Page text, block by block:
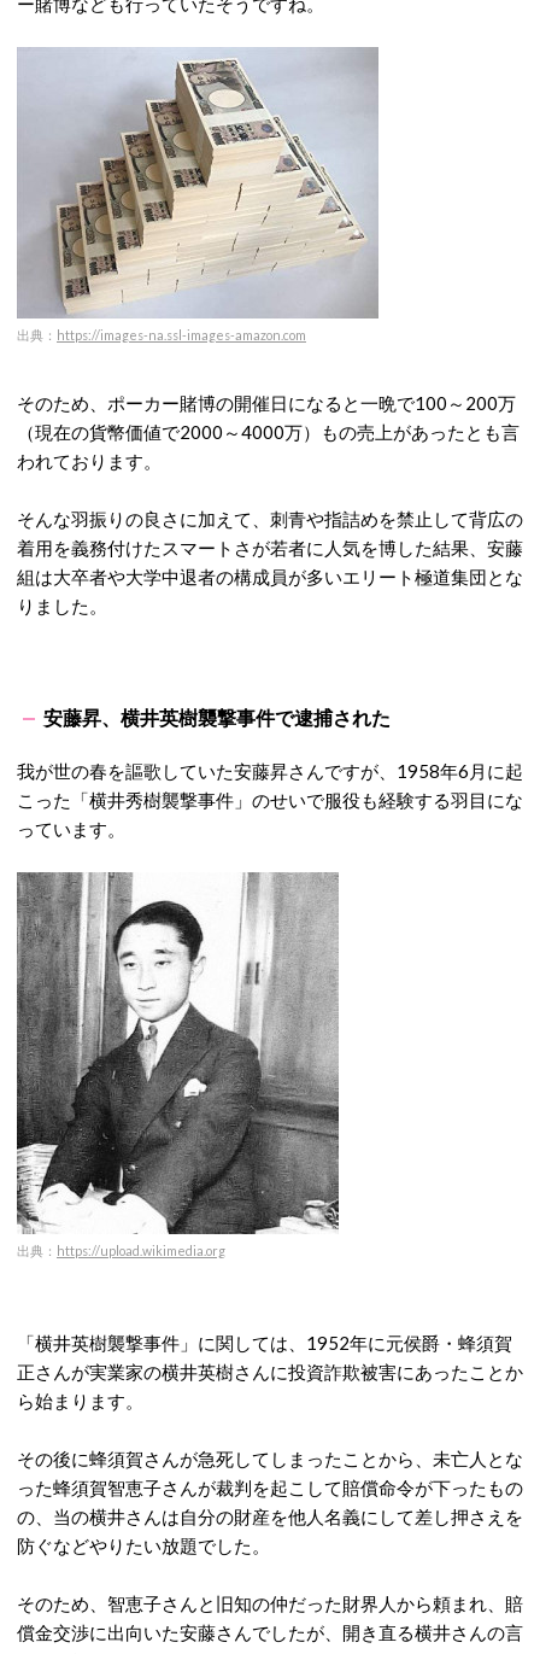
出典： https://images-na.ssl-images-amazon.com
そのため、ポーカー賭博の開催日になると一晩で100～200万
（現在の貨幣価値で2000～4000万）もの売上があったとも言
われております。
そんな羽振りの良さに加えて、刺青や指詰めを禁止して背広の
着用を義務付けたスマートさが若者に人気を博した結果、安藤
組は大卒者や大学中退者の構成員が多いエリート極道集団とな
りました。
安藤昇、横井英樹襲撃事件で逮捕された
我が世の春を謳歌していた安藤昇さんですが、1958年6月に起
こった「横井秀樹襲撃事件」のせいで服役も経験する羽目にな
っています。
出典： https://upload.wikimedia.org
「横井英樹襲撃事件」に関しては、1952年に元侯爵・蜂須賀
正さんが実業家の横井英樹さんに投資詐欺被害にあったことか
ら始まります。
その後に蜂須賀さんが急死してしまったことから、未亡人とな
った蜂須賀智恵子さんが裁判を起こして賠償命令が下ったもの
の、当の横井さんは自分の財産を他人名義にして差し押さえを
防ぐなどやりたい放題でした。
そのため、智恵子さんと旧知の仲だった財界人から頼まれ、賠
償金交渉に出向いた安藤さんでしたが、開き直る横井さんの言